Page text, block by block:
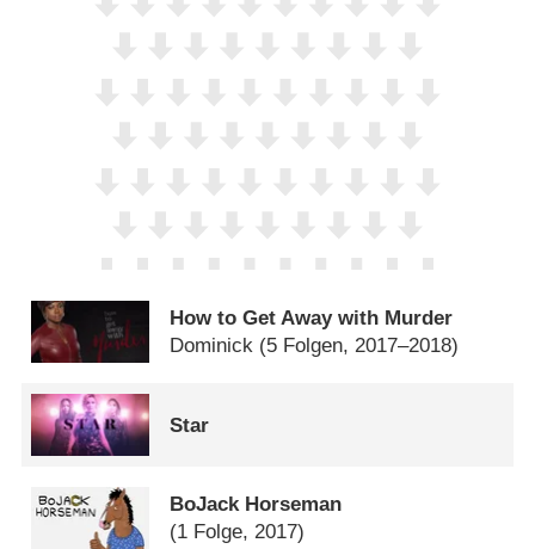
How to Get Away with Murder
Dominick (5 Folgen, 2017–2018)
Star
BoJack Horseman​
(1 Folge, 2017)